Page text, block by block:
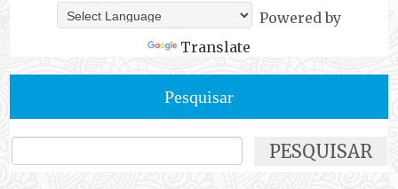
Powered by
Translate
Pesquisar